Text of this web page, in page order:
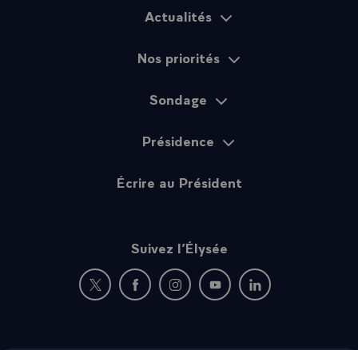
Actualités
Nos priorités
Sondage
Présidence
Écrire au Président
Suivez l’Élysée
Nouvelle fenêtre : rejoignez-nous sur Twitter
Nouvelle fenêtre : rejoignez-nous sur
Nouvelle fenêtre : rejoignez-nous
Nouvelle fenêtre :
Nouvelle fenêtre :